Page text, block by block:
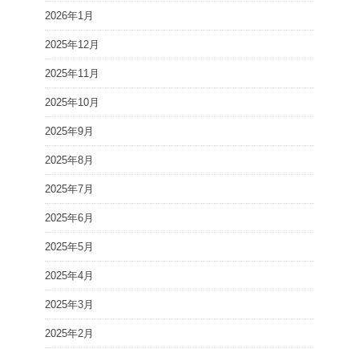
2026年1月
2025年12月
2025年11月
2025年10月
2025年9月
2025年8月
2025年7月
2025年6月
2025年5月
2025年4月
2025年3月
2025年2月